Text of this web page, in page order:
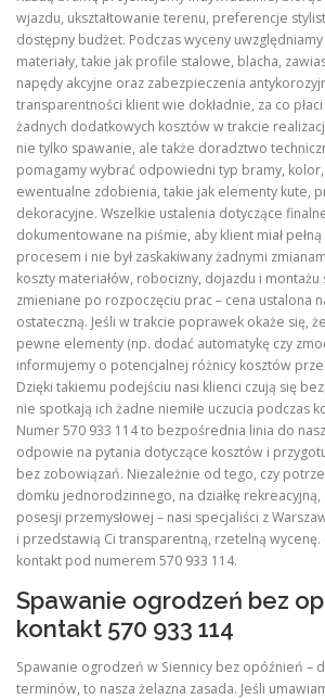
wjazdu, ukształtowanie terenu, preferencje
dostępny budżet. Podczas wyceny
materiały, takie jak profile stalowe, blacha,
napędy akcyjne oraz zabezpieczenia
transparentności klient wie dokładnie, za co
żadnych dodatkowych kosztów w trakcie
nie tylko spawanie, ale także doradztwo
pomagamy wybrać odpowiedni typ bramy,
ewentualne zdobienia, takie jak elementy kute,
dekoracyjne. Wszelkie ustalenia dotyczące
dokumentowane na piśmie, aby klient miał
procesem i nie był zaskakiwany żadnymi
koszty materiałów, robocizny, dojazdu i
zmieniane po rozpoczęciu prac – cena ustalona
ostateczną. Jeśli w trakcie poprawek okaże się,
pewne elementy (np. dodać automatykę czy
informujemy o potencjalnej różnicy kosztów
Dzięki takiemu podejściu nasi klienci czują się
nie spotkają ich żadne niemiłe uczucia podczas
Numer 570 933 114 to bezpośrednia linia do
odpowie na pytania dotyczące kosztów i
bez zobowiązań. Niezależnie od tego, czy
domku jednorodzinnego, na działkę
posesji przemysłowej – nasi specjaliści z
i przedstawią Ci transparentną, rzetelną wycenę.
kontakt pod numerem 570 933 114.
Spawanie ogrodzeń bez
kontakt 570 933 114
Spawanie ogrodzeń w Siennicy bez opóźnień –
terminów, to nasza żelazna zasada. Jeśli